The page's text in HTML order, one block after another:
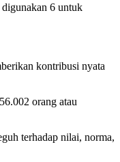
digunakan 6 untuk
kontribusi nyata
orang atau
terhadap nilai, norma,